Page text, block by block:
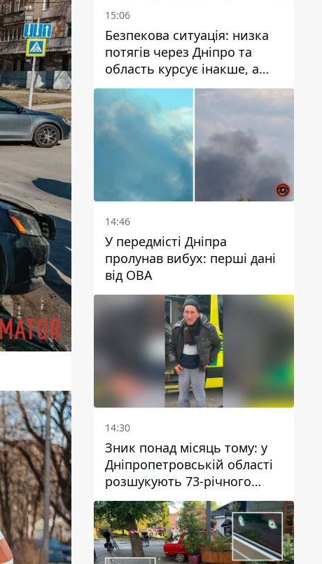
15:06
Безпекова ситуація: низка
потягів через Дніпро та
область курсує інакше, а
частину шляху замінили
автобусами та
електричками
14:46
У передмісті Дніпра
пролунав вибух: перші дані
від ОВА
14:30
Зник понад місяць тому: у
Дніпропетровській області
розшукують 73-річного
чоловіка